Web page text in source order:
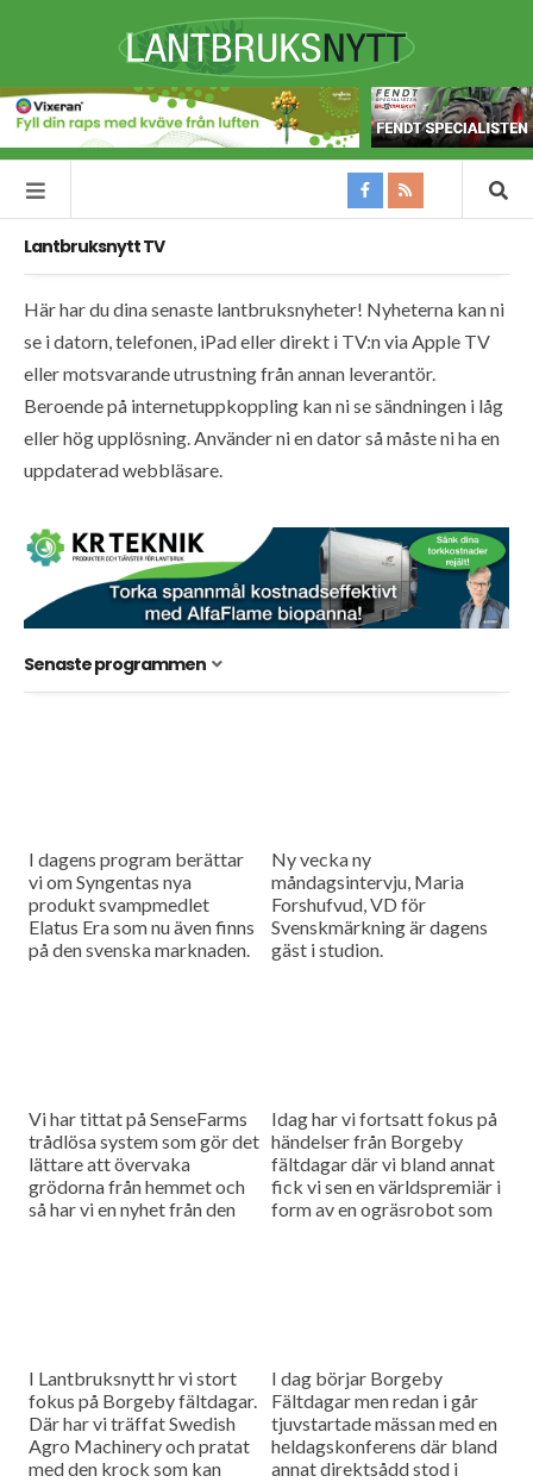
Lantbruksnytt TV
Här har du dina senaste lantbruksnyheter! Nyheterna kan ni
se i datorn, telefonen, iPad eller direkt i TV:n via Apple TV
eller motsvarande utrustning från annan leverantör.
Beroende på internetuppkoppling kan ni se sändningen i låg
eller hög upplösning. Använder ni en dator så måste ni ha en
uppdaterad webbläsare.
Senaste programmen
I dagens program berättar
vi om Syngentas nya
produkt svampmedlet
Elatus Era som nu även finns
på den svenska marknaden.
Ny vecka ny
måndagsintervju, Maria
Forshufvud, VD för
Svenskmärkning är dagens
gäst i studion.
Vi har tittat på SenseFarms
trådlösa system som gör det
lättare att övervaka
grödorna från hemmet och
så har vi en nyhet från den
Idag har vi fortsatt fokus på
händelser från Borgeby
fältdagar där vi bland annat
fick vi sen en världspremiär i
form av en ogräsrobot som
I Lantbruksnytt hr vi stort
fokus på Borgeby fältdagar.
Där har vi träffat Swedish
Agro Machinery och pratat
med den krock som kan
I dag börjar Borgeby
Fältdagar men redan i går
tjuvstartade mässan med en
heldagskonferens där bland
annat direktsådd stod i